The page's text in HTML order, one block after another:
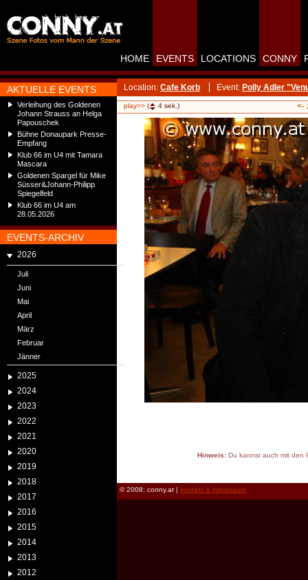
AKTUELLE EVENTS
Verleihung des Goldenen
Johann Strauss an Helga
Papouschek
Bühne Donaupark Presse-
Empfang
Klub 66 im U4 mit Tamara
Mascara
Goldenen Spargel für Mike
Süsser&Johann-Philipp
Spiegelfeld
Klub 66 im U4 am
28.05.2026
EVENTS-ARCHIV
2026
Juli
Juni
Mai
April
März
Februar
Jänner
2025
2024
2023
2022
2021
2020
2019
2018
2017
2016
2015
2014
2013
2012
HOME EVENTS LOCATIONS CONNY
Location: Cafe Korb Event: Polly Adler
play>> ( 4 sek.) <-
Hinweis:Du kannst auch mit den
© 2008: conny.at | kontakt & impressum